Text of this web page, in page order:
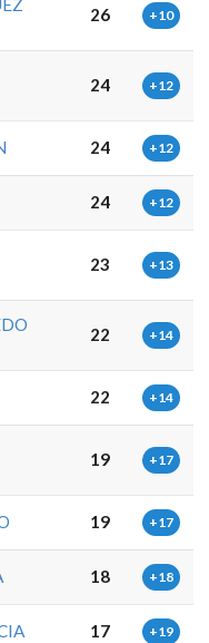
26 +10
24 +12
24 +12
24 +12
23 +13
22 +14
22 +14
19 +17
19 +17
18 +18
17 +19